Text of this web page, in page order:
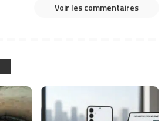
Voir les commentaires